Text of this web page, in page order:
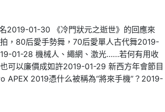
2019-01-30 《冷門狀元之逝世》的回應來
，80后愛手勢舞，70后愛單人古代舞2019-
01-28 機械人、繩網、激光……若何有用收
可以廉價成如許2019-01-29 新西方年會節目
APEX 2019憑什么被稱為“將來手機”？2019-